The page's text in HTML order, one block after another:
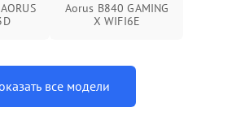
Aorus B840 GAMING
X WIFI6E
все модели